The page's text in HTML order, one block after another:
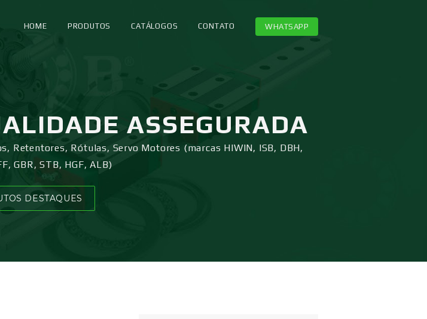
HOME PRODUTOS CATÁLOGOS CONTATO WHATSAPP
ASSEGURADA
Retentores, Rótulas, Servo Motores (marcas HIWIN, ISB, DBH,
GBR, STB, HGF, ALB)
DESTAQUES